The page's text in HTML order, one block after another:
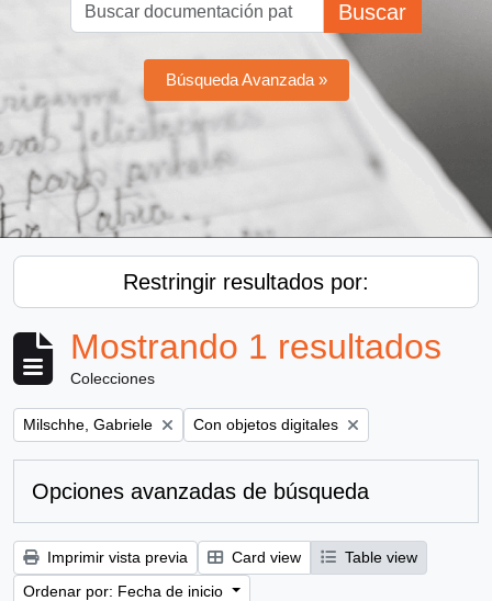
Buscar
Búsqueda Avanzada »
Restringir resultados por:
Mostrando 1 resultados
Colecciones
Remove filter:
Milschhe, Gabriele Remove filter:
Con objetos digitales
Opciones avanzadas de búsqueda
Imprimir vista previa Card view
Table view
Ordenar por: Fecha de inicio